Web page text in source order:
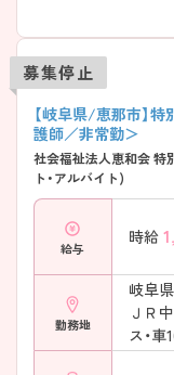
募集停止
【岐阜県/恵那市】
護師／非常勤＞
社会福祉法人恵和会 特
ト・アルバイト)
給与
時給
勤務地
岐阜
ＪＲ
ス・車